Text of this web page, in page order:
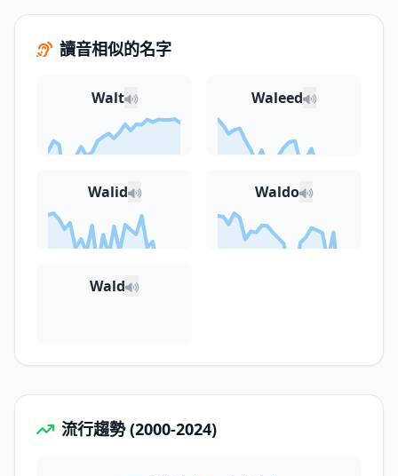
讀音相似的名字
Walt Waleed
Walid Waldo
Wald
流行趨勢 (2000-2024)